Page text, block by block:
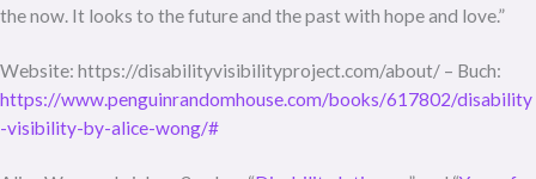
the now. It looks to the future and the past with hope and love.”
Website: https://disabilityvisibilityproject.com/about/ – Buch:
https://www.penguinrandomhouse.com/books/617802/disability
-visibility-by-alice-wong/#